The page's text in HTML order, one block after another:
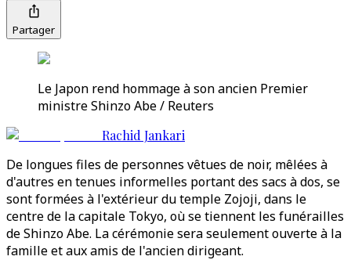
Partager
Le Japon rend hommage à son ancien Premier
ministre Shinzo Abe / Reuters
Rachid Jankari
De longues files de personnes vêtues de noir, mêlées à
d'autres en tenues informelles portant des sacs à dos, se
sont formées à l'extérieur du temple Zojoji, dans le
centre de la capitale Tokyo, où se tiennent les funérailles
de Shinzo Abe. La cérémonie sera seulement ouverte à la
famille et aux amis de l'ancien dirigeant.